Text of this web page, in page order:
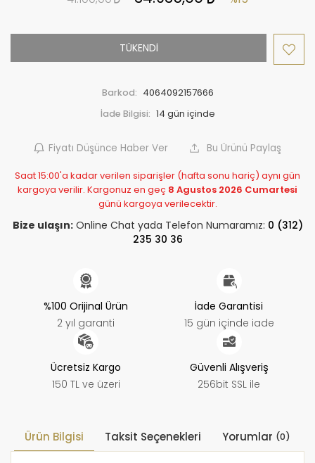
TÜKENDİ
Barkod: 4064092157666
İade Bilgisi:
Fiyatı Düşünce Haber Ver Bu Ürünü Paylaş
Saat 15:00'a kadar verilen siparişler (hafta sonu hariç) aynı gün
kargoya verilir. Kargonuz en geç 8 Agustos 2026 Cumartesi
günü kargoya verilecektir.
Bize ulaşın:Online Chat yada Telefon Numaramız: 0 (312)
235 30 36
%100 Orijinal Ürün
2 yıl garanti
İade Garantisi
15 gün içinde iade
Ücretsiz Kargo
150 TL ve üzeri
Güvenli Alışveriş
256bit SSL ile
Ürün Bilgisi Taksit Seçenekleri Yorumlar (0)